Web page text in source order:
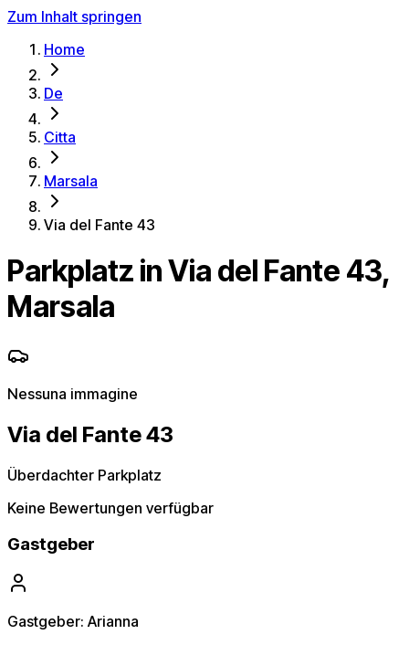
Zum Inhalt springen
Home
De
Citta
Marsala
Via del Fante 43
Parkplatz in Via del Fante 43,
Marsala
Nessuna immagine
Via del Fante 43
Überdachter Parkplatz
Keine Bewertungen verfügbar
Gastgeber
Gastgeber: Arianna